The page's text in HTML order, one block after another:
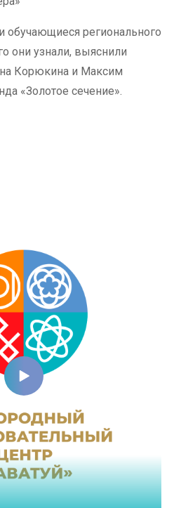
регионального
они узнали, выяснили
Корюкина и Максим
«Золотое сечение».